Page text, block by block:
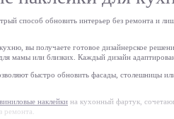
способ обновить интерьер без ремонта и
вы получаете готовое дизайнерское
мамы или близких. Каждый дизайн
быстро обновить фасады, столешницы
виниловые наклейки на кухонный фартук,
ремонта.